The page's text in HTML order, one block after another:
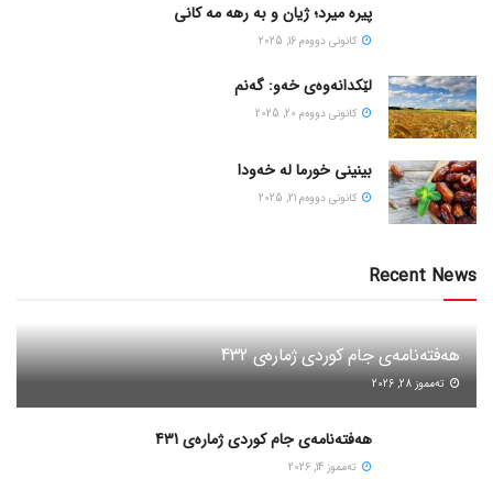
پیره میرد؛ ژیان و به رهه مه کانی
كانونی دووه‌م 16, 2025
لێکدانەوەی خەو: گەنم
كانونی دووه‌م 20, 2025
بینینی خورما لە خەودا
كانونی دووه‌م 21, 2025
Recent News
هەفتەنامەی جام کوردی ژمارەی 432
ته‌مموز 28, 2026
هەفتەنامەی جام کوردی ژمارەی 431
ته‌مموز 14, 2026